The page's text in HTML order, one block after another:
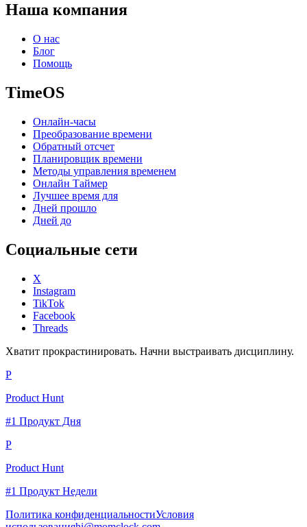
Наша компания
О нас
Блог
Помощь
TimeOS
Онлайн-часы
Преобразование времени
Обратный отсчет
Планировщик времени
Методы управления временем
Онлайн Таймер
Лучшее время для
Дней прошло
Дней до
Социальные сети
X
Instagram
TikTok
Facebook
Threads
Хватит прокрастинировать. Начни выстраивать дисциплину.
P
Product Hunt
#1 Продукт Дня
P
Product Hunt
#1 Продукт Недели
Политика конфиденциальностиУсловия